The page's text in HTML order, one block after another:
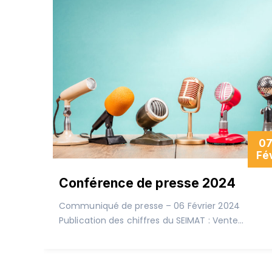
Conférence de presse 2024
Communiqué de presse – 06 Février 2024
Publication des chiffres du SEIMAT : Vente...